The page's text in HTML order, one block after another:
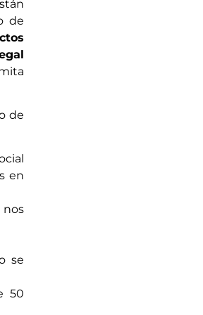
de
de
en
nos
se
50